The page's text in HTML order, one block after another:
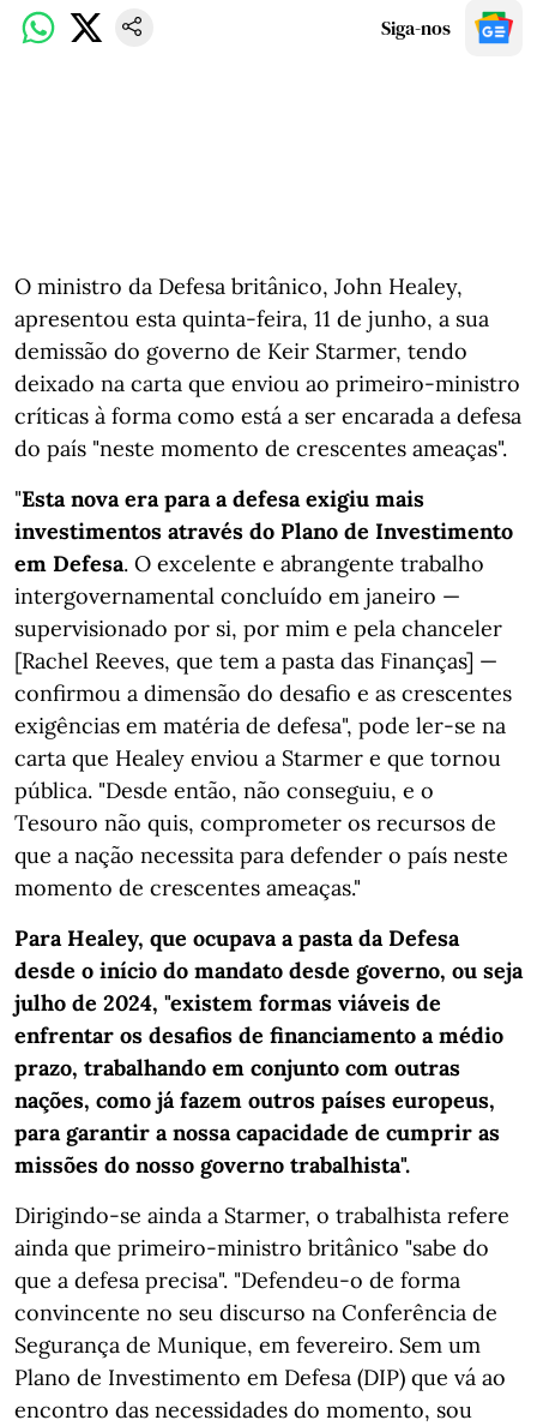
Siga-nos
O ministro da Defesa britânico, John Healey,
apresentou esta quinta-feira, 11 de junho, a sua
demissão do governo de Keir Starmer, tendo
deixado na carta que enviou ao primeiro-ministro
críticas à forma como está a ser encarada a defesa
do país "neste momento de crescentes ameaças".
"Esta nova era para a defesa exigiu mais
investimentos através do Plano de Investimento
em Defesa. O excelente e abrangente trabalho
intergovernamental concluído em janeiro —
supervisionado por si, por mim e pela chanceler
[Rachel Reeves, que tem a pasta das Finanças] —
confirmou a dimensão do desafio e as crescentes
exigências em matéria de defesa", pode ler-se na
carta que Healey enviou a Starmer e que tornou
pública. "Desde então, não conseguiu, e o
Tesouro não quis, comprometer os recursos de
que a nação necessita para defender o país neste
momento de crescentes ameaças."
Para Healey, que ocupava a pasta da Defesa
desde o início do mandato desde governo, ou seja
julho de 2024, "existem formas viáveis ​​de
enfrentar os desafios de financiamento a médio
prazo, trabalhando em conjunto com outras
nações, como já fazem outros países europeus,
para garantir a nossa capacidade de cumprir as
missões do nosso governo trabalhista".
Dirigindo-se ainda a Starmer, o trabalhista refere
ainda que primeiro-ministro britânico "sabe do
que a defesa precisa". "Defendeu-o de forma
convincente no seu discurso na Conferência de
Segurança de Munique, em fevereiro. Sem um
Plano de Investimento em Defesa (DIP) que vá ao
encontro das necessidades do momento, sou